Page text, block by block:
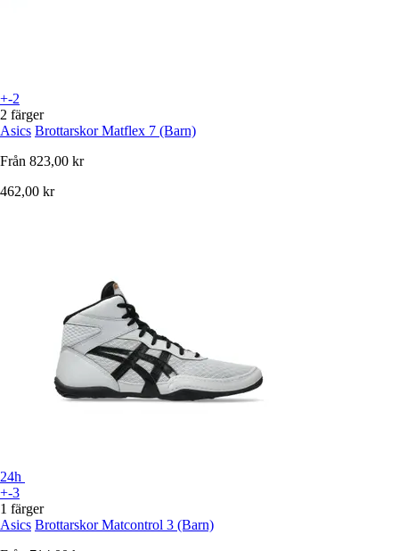
+-2
2 färger
Asics Brottarskor Matflex 7 (Barn)
Från 823,00 kr
462,00 kr
24h
+-3
1 färger
Asics Brottarskor Matcontrol 3 (Barn)